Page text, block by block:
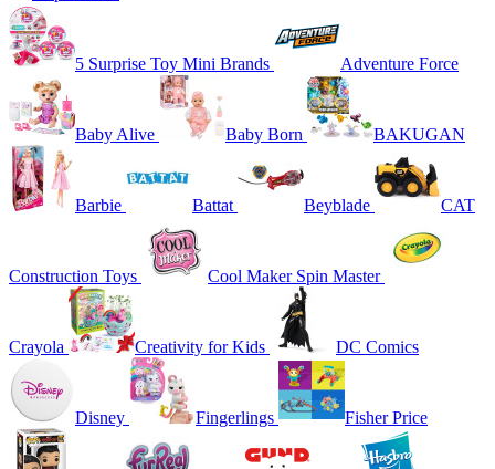
5 Surprise Toy Mini Brands Adventure Force
Baby Alive Baby Born BAKUGAN
Barbie Battat Beyblade CAT
Construction Toys Cool Maker Spin Master
Crayola Creativity for Kids DC Comics
Disney Fingerlings Fisher Price